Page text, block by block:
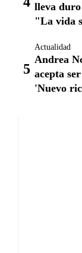
lleva duro
"La vida
Actualidad
Andrea
acepta
'Nuevo